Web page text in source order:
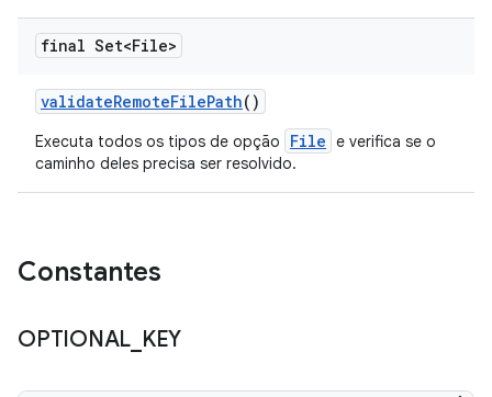
final Set<File>
validateRemoteFilePath()
Executa todos os tipos de opção File e verifica se o
caminho deles precisa ser resolvido.
Constantes
OPTIONAL KEY